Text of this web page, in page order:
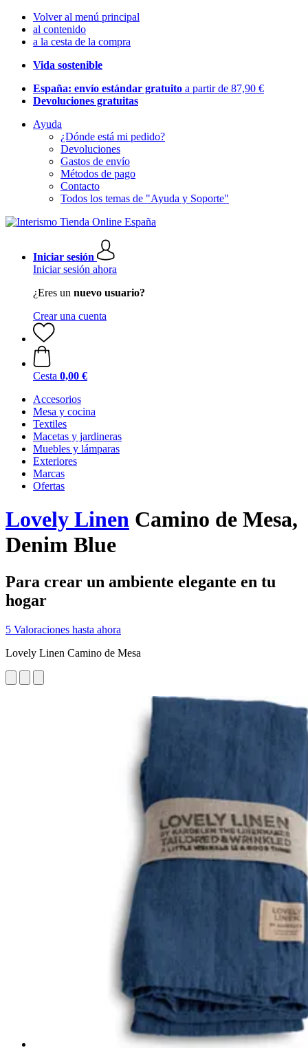
Volver al menú principal
al contenido
a la cesta de la compra
Vida sostenible
España: envío estándar gratuito a partir de 87,90 €
Devoluciones gratuitas
Ayuda
¿Dónde está mi pedido?
Devoluciones
Gastos de envío
Métodos de pago
Contacto
Todos los temas de "Ayuda y Soporte"
Iniciar sesión
Iniciar sesión ahora
¿Eres un nuevo usuario?
Crear una cuenta
Cesta 0,00 €
Accesorios
Mesa y cocina
Textiles
Macetas y jardineras
Muebles y lámparas
Exteriores
Marcas
Ofertas
Lovely Linen Camino de Mesa,
Denim Blue
Para crear un ambiente elegante en tu
hogar
5 Valoraciones hasta ahora
Lovely Linen Camino de Mesa